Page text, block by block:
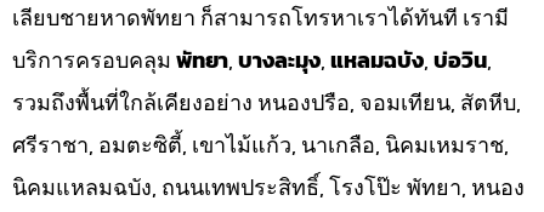
เลียบชายหาดพัทยา ก็สามารถโทรหาเราได้ทันที เรามี
บริการครอบคลุมพัทยา,บางละมุง,แหลมฉบัง,บ่อวิน,
รวมถึงพื้นที่ใกล้เคียงอย่าง หนองปรือ, จอมเทียน, สัตหีบ,
ศรีราชา, อมตะซิตี้, เขาไม้แก้ว, นาเกลือ, นิคมเหมราช,
นิคมแหลมฉบัง, ถนนเทพประสิทธิ์, โรงโป๊ะ พัทยา, หนอง